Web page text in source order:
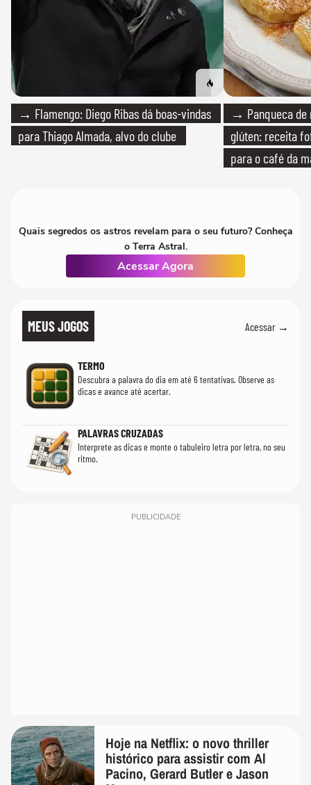
→ Flamengo: Diego Ribas dá boas-vindas
para Thiago Almada, alvo do clube
→ Panqueca de
glúten: receita
para o café da
Quais segredos os astros revelam para o seu futuro? Conheça
o Terra Astral.
Acessar Agora
MEUS JOGOS Acessar →
TERMO
Descubra a palavra do dia em até 6 tentativas. Observe as
dicas e avance até acertar.
PALAVRAS CRUZADAS
Interprete as dicas e monte o tabuleiro letra por letra, no seu
ritmo.
PUBLICIDADE
Hoje na Netflix: o novo thriller
histórico para assistir com Al
Pacino, Gerard Butler e Jason